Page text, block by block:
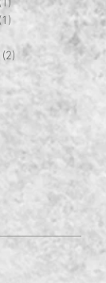
(1) 1 innlegg
(1)
(2) 2 innlegg
1 innlegg
1 innlegg